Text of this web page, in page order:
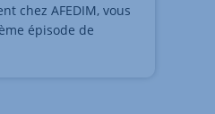
chez AFEDIM, vous
épisode de